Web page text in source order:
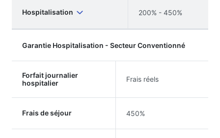
Hospitalisation 200% - 450%
Garantie Hospitalisation - Secteur Conventionné
Forfait journalier
hospitalier
Frais réels
Frais de séjour 450%